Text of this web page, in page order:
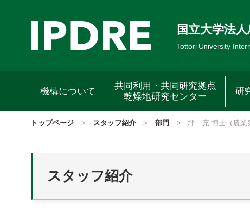
国立大学法
Tottori University
機構について
共同利用・共同研究拠点
乾燥地研究センター
研
トップページ スタッフ紹介 部門 坪 充 博士（農業
スタッフ紹介